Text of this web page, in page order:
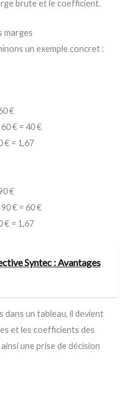
brute et le coefficient.
marges
un exemple concret :
€
€ = 40 €
€ = 1,67
€
€ = 60 €
€ = 1,67
Syntec : Avantages
dans un tableau, il devient
et les coefficients des
une prise de décision